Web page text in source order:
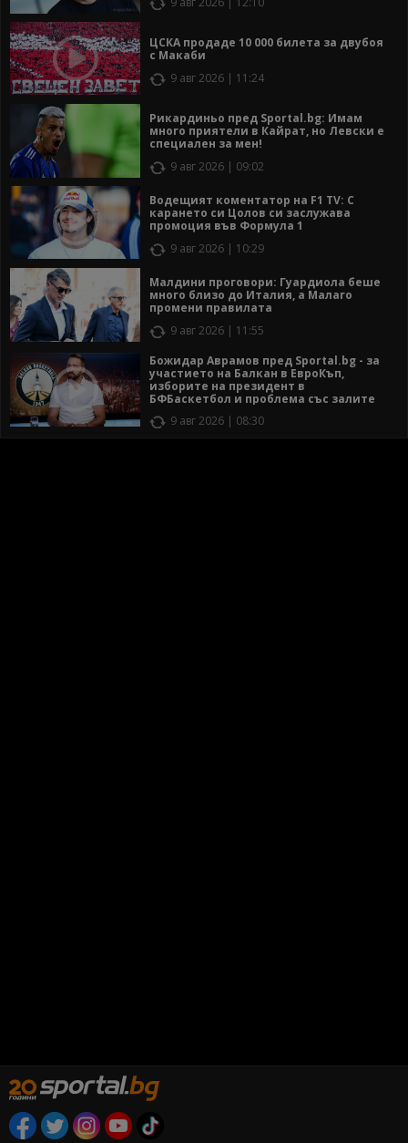
ЦСКА продаде 10 000 билета за двубоя
с Макаби
9 авг 2026 | 11:24
Рикардиньо пред Sportal.bg: Имам
много приятели в Кайрат, но Левски е
специален за мен!
9 авг 2026 | 09:02
Водещият коментатор на F1 TV: С
карането си Цолов си заслужава
промоция във Формула 1
9 авг 2026 | 10:29
Малдини проговори: Гуардиола беше
много близо до Италия, а Малаго
промени правилата
9 авг 2026 | 11:55
Божидар Аврамов пред Sportal.bg - за
участието на Балкан в ЕвроКъп,
изборите на президент в
БФБаскетбол и проблема със залите
9 авг 2026 | 08:30